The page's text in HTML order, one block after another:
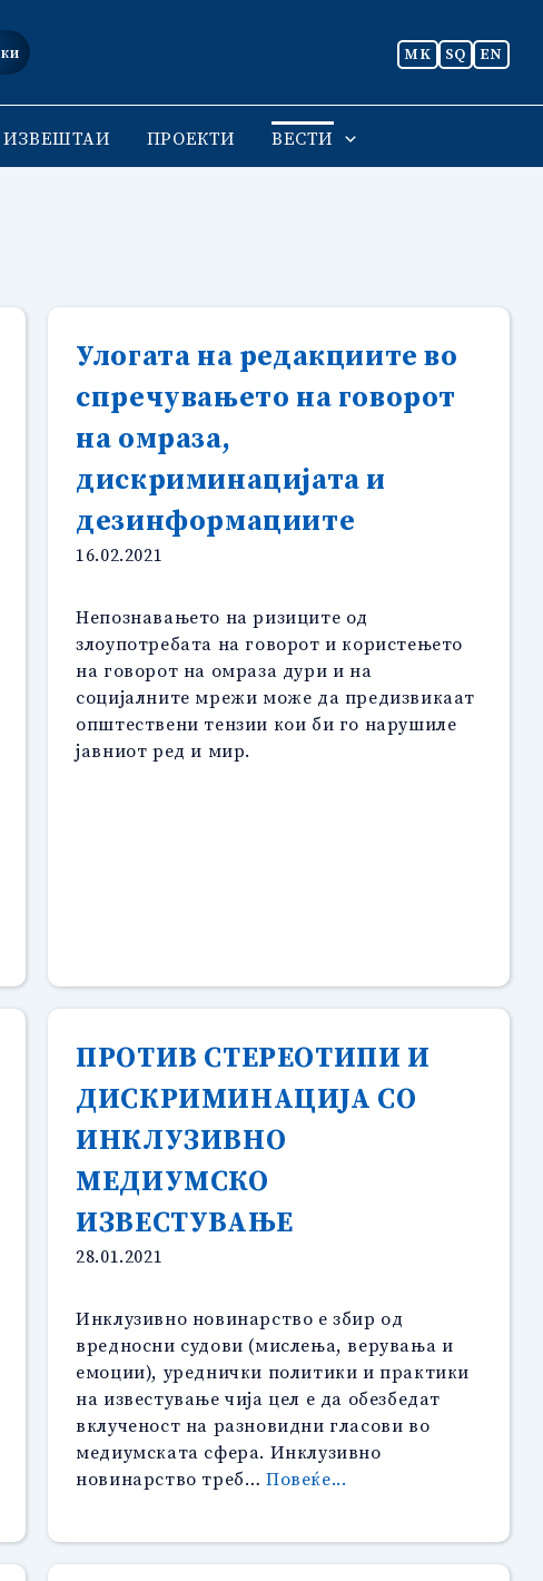
MK SQ EN
ИЗВЕШТАИ ПРОЕКТИ ВЕСТИ
Улогата на редакциите во
спречувањето на говорот
на омраза,
дискриминацијата и
дезинформациите
16.02.2021
Непознавањето на ризиците од
злоупотребата на говорот и користењето
на говорот на омраза дури и на
социјалните мрежи може да предизвикаат
општествени тензии кои би го нарушиле
јавниот ред и мир.
ПРОТИВ СТЕРЕОТИПИ И
ДИСКРИМИНАЦИЈА СО
ИНКЛУЗИВНО
МЕДИУМСКО
ИЗВЕСТУВАЊЕ
28.01.2021
Инклузивно новинарство е збир од
вредносни судови (мислења, верувања и
емоции), уреднички политики и практики
на известување чија цел е да обезбедат
вклученост на разновидни гласови во
медиумската сфера. Инклузивно
новинарство треб…Повеќе...